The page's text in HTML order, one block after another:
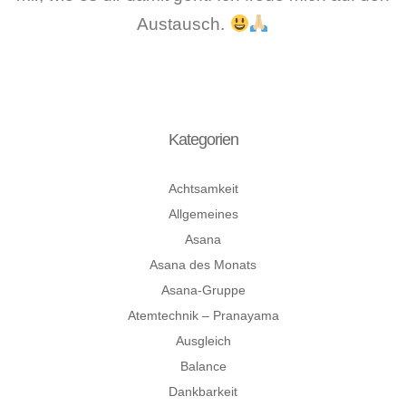
Austausch.
Kategorien
Achtsamkeit
Allgemeines
Asana
Asana des Monats
Asana-Gruppe
Atemtechnik – Pranayama
Ausgleich
Balance
Dankbarkeit